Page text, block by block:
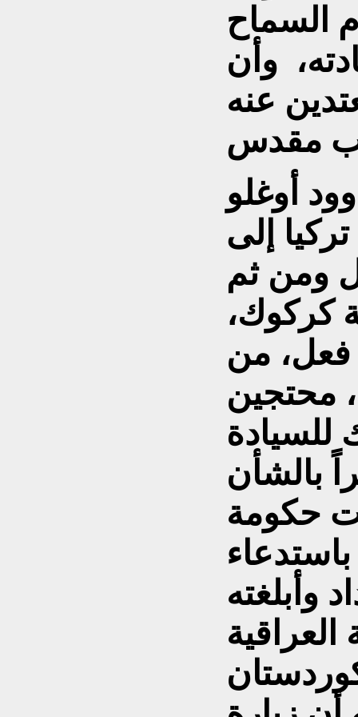
السماح
وأن
عنه
أوغلو
إلى
ومن ثم
كركوك،
فعل، من
محتجين
للسيادة
بالشأن
حكومة
وأبلغته